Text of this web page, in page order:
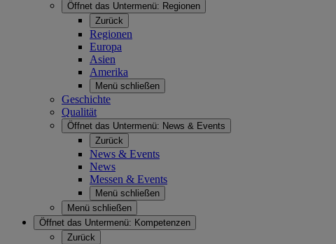
Öffnet das Untermenü: Regionen
Zurück
Regionen
Europa
Asien
Amerika
Menü schließen
Geschichte
Qualität
Öffnet das Untermenü: News & Events
Zurück
News & Events
News
Messen & Events
Menü schließen
Menü schließen
Öffnet das Untermenü: Kompetenzen
Zurück